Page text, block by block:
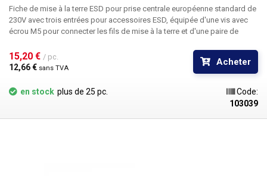
Fiche de mise à la terre ESD pour prise centrale européenne standard de
230V avec trois entrées pour accessoires ESD, équipée d'une vis avec
écrou M5 pour connecter les fils de mise à la terre et d'une paire de
la prise suffit pour la mise à la terre. Les conducteurs de phase et de
neutre de la prise sont en plastique, la seule partie conductrice étant la
terre, qui est protégée par une résistance de 1MΩ, ce qui garantit une
sécurité maximale. En outre, les fiches sont facilement transportables
partout. Convient à la connexion d'accessoires ESD tels que les
qui doivent également être connectés et d'autres équipements ESD.
15,20 € / pc.
12,66 € sans TVA
Acheter
en stock plus de 25 pc.
Code:
103039